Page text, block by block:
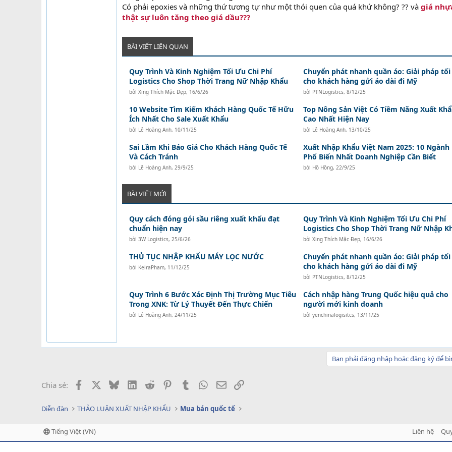
Có phải epoxies và những thứ tương tự như một thói quen của quá khứ không? ?? và giá
thật sự luôn tăng theo giá dầu???
BÀI VIẾT LIÊN QUAN
Quy Trình Và Kinh Nghiệm Tối Ưu Chi Phí
Logistics Cho Shop Thời Trang Nữ Nhập Khẩu
bởi Xing Thích Mặc Đẹp, 16/6/26
Chuyển phát nhanh quần áo: Giải pháp
cho khách hàng gửi áo dài đi Mỹ
bởi PTNLogistics, 8/12/25
10 Website Tìm Kiếm Khách Hàng Quốc Tế Hữu
Ích Nhất Cho Sale Xuất Khẩu
bởi Lê Hoàng Anh, 10/11/25
Top Nông Sản Việt Có Tiềm Năng Xuất
Cao Nhất Hiện Nay
bởi Lê Hoàng Anh, 13/10/25
Sai Lầm Khi Báo Giá Cho Khách Hàng Quốc Tế
Và Cách Tránh
bởi Lê Hoàng Anh, 29/9/25
Xuất Nhập Khẩu Việt Nam 2025: 10 Ngành
Phổ Biến Nhất Doanh Nghiệp Cần Biết
bởi Hồ Hồng, 22/9/25
BÀI VIẾT MỚI
Quy cách đóng gói sầu riêng xuất khẩu đạt
chuẩn hiện nay
bởi 3W Logistics, 25/6/26
Quy Trình Và Kinh Nghiệm Tối Ưu Chi Phí
Logistics Cho Shop Thời Trang Nữ Nhập
bởi Xing Thích Mặc Đẹp, 16/6/26
THỦ TỤC NHẬP KHẨU MÁY LỌC NƯỚC
bởi KeiraPham, 11/12/25
Chuyển phát nhanh quần áo: Giải pháp
cho khách hàng gửi áo dài đi Mỹ
bởi PTNLogistics, 8/12/25
Quy Trình 6 Bước Xác Định Thị Trường Mục Tiêu
Trong XNK: Từ Lý Thuyết Đến Thực Chiến
bởi Lê Hoàng Anh, 24/11/25
Cách nhập hàng Trung Quốc hiệu quả cho
người mới kinh doanh
bởi yenchinalogisitcs, 13/11/25
Bạn phải đăng nhập hoặc đăng ký để
Chia sẻ: Facebook BlueskyLinkedIn
Reddit PinterestTumblr WhatsApp
EmailLink
Diễn đàn THẢO LUẬN XUẤT NHẬP KHẨU Mua bán quốc tế
Tiếng Việt (VN) Liên hệ